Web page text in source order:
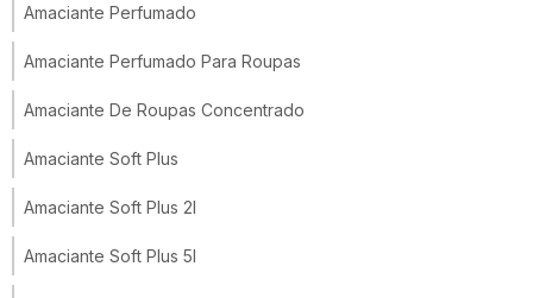
Amaciante Perfumado
Amaciante Perfumado Para Roupas
Amaciante De Roupas Concentrado
Amaciante Soft Plus
Amaciante Soft Plus 2l
Amaciante Soft Plus 5l